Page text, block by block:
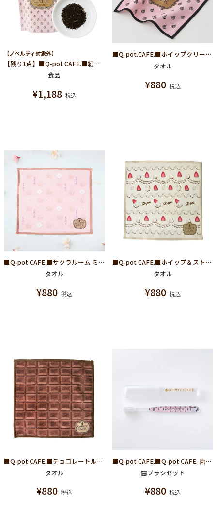
【ノベルティ対象外】
【残り1点】■Q-pot CAFE.■紅茶/袋(Early Bright)
食品
¥1,188 税込
■Q-pot.CAFE.■ホイップクリーム ミニタオル
タオル
¥880 税込
■Q-pot CAFE.■サクラルーム ミニタオル
タオル
¥880 税込
■Q-pot CAFE.■ホイップ＆ストロベリールーム ミニタオル
タオル
¥880 税込
■Q-pot CAFE.■チョコレートルーム ミニタオル
タオル
¥880 税込
■Q-pot CAFE.■Q-pot CAFE. 歯ブラシ＆ケースセット
歯ブラシセット
¥880 税込